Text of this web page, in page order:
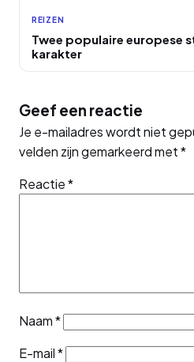
REIZEN
Twee populaire europese
karakter
Geef een reactie
Je e-mailadres wordt niet
velden zijn gemarkeerd met*
Reactie*
Naam*
E-mail*